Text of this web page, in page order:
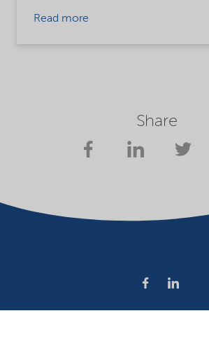
Read more
Share